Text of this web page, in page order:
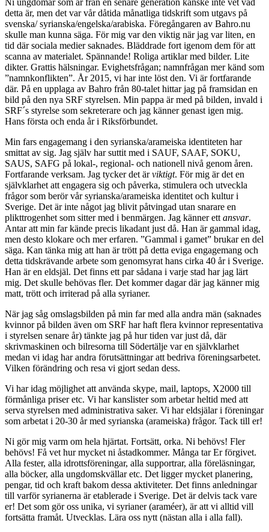
Ni ungdomar som är från en senare generation kanske inte vet vad
detta är, men det var vår dåtida månatliga tidskrift som utgavs på
svenska/ syrianska/engelska/arabiska. Föregångaren av Bahro.nu
skulle man kunna säga. För mig var den viktig när jag var liten, en
tid där sociala medier saknades. Bläddrade fort igenom dem för att
scanna av materialet. Spännande! Roliga artiklar med bilder. Lite
dikter. Grattis hälsningar. Evighetsfrågan; namnfrågan mer känd som
”namnkonflikten”. År 2015, vi har inte löst den. Vi är fortfarande
där. På en upplaga av Bahro från 80-talet hittar jag på framsidan en
bild på den nya SRF styrelsen. Min pappa är med på bilden, invald i
SRF´s styrelse som sekreterare och jag känner genast igen mig.
Hans första och enda år i Riksförbundet.
Min fars engagemang i den syrianska/arameiska identiteten har
smittat av sig. Jag själv har suttit med i SAUF, SAAF, SOKU,
SAUS, SAFG på lokal-, regional- och nationell nivå genom åren.
Fortfarande verksam. Jag tycker det ärviktigt. För mig är det en
självklarhet att engagera sig och påverka, stimulera och utveckla
frågor som berör vår syrianska/arameiska identitet och kultur i
Sverige. Det är inte något jag blivit påtvingad utan snarare en
plikttrogenhet som sitter med i benmärgen. Jag känner ett ansvar.
Antar att min far kände precis likadant just då. Han är gammal idag,
men desto klokare och mer erfaren. ”Gammal i gamet” brukar en del
säga. Kan tänka mig att han är trött på detta eviga engagemang och
detta tidskrävande arbete som genomsyrat hans cirka 40 år i Sverige.
Han är en eldsjäl. Det finns ett par sådana i varje stad har jag lärt
mig. Det skulle behövas fler. Det kommer dagar där jag känner mig
matt, trött och irriterad på alla syrianer.
När jag såg omslagsbilden på min far med alla andra män (saknades
kvinnor på bilden även om SRF har haft flera kvinnor representativa
i styrelsen senare år) tänkte jag på hur tiden var just då, där
skrivmaskinen och bilresorna till Södertälje var en självklarhet
medan vi idag har andra förutsättningar att bedriva föreningsarbetet.
Vilken förändring och resa vi gjort sedan dess.
Vi har idag möjlighet att använda skype, mail, laptops, X2000 till
förmånliga priser etc. Vi har kanslister som arbetar heltid med att
serva styrelsen med administrativa saker. Vi har eldsjälar i föreningar
som arbetat i 20-30 år med syrianska (arameiska) frågor. Tack till er!
Ni gör mig varm om hela hjärtat. Fortsätt, orka. Ni behövs! Fler
behövs! Få vet hur mycket ni åstadkommer. Många tar Er förgivet.
Alla fester, alla idrottsföreningar, alla supportrar, alla föreläsningar,
alla böcker, alla ungdomskvällar etc. Det ligger mycket planering,
pengar, tid och kraft bakom dessa aktiviteter. Det finns anledningar
till varför syrianerna är etablerade i Sverige. Det är delvis tack vare
er! Det som gör oss unika, vi syrianer (araméer), är att vi alltid vill
fortsätta framåt. Utvecklas. Lära oss nytt (nästan alla i alla fall).